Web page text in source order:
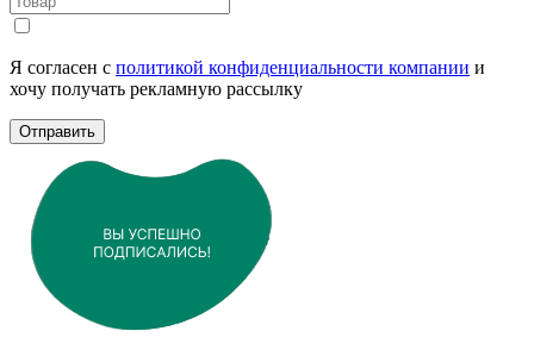
Я согласен с политикой конфиденциальности компании и
хочу получать рекламную рассылку
Отправить